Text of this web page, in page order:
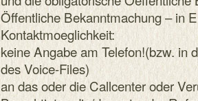
Öffentliche Bekanntmachung – in
Kontaktmoeglichkeit:
keine Angabe am Telefon!(bzw. in
des Voice-Files)
an das oder die Callcenter oder